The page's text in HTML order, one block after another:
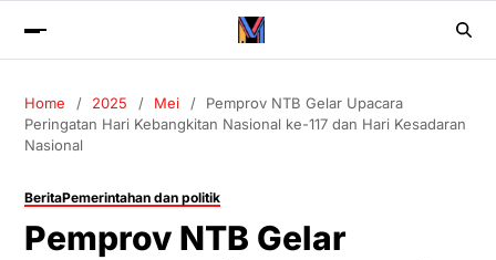
Home 2025 Mei
Pemprov NTB Gelar Upacara
Peringatan Hari Kebangkitan Nasional ke-117 dan Hari Kesadaran
Nasional
BeritaPemerintahan dan politik
Pemprov NTB Gelar